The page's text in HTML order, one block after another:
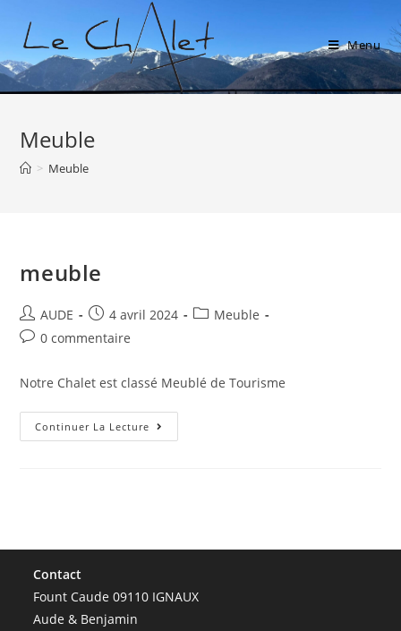
Menu
Meuble
> Meuble
meuble
AUDE 4 avril 2024
Meuble
0 commentaire
Notre Chalet est classé Meublé de Tourisme
Continuer La Lecture
Contact
Fount Caude 09110 IGNAUX
Aude & Benjamin